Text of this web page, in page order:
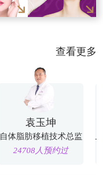
查看更多
袁玉坤
自体脂肪移植技术总监
24708人预约过